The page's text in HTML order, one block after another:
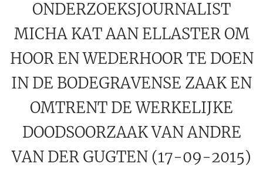
ONDERZOEKSJOURNALIST
MICHA KAT AAN ELLASTER OM
HOOR EN WEDERHOOR TE DOEN
IN DE BODEGRAVENSE ZAAK EN
OMTRENT DE WERKELIJKE
DOODSOORZAAK VAN ANDRE
VAN DER GUGTEN (17-09-2015)